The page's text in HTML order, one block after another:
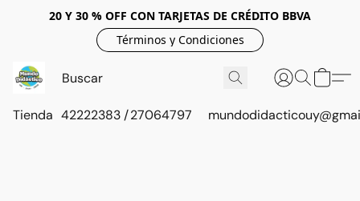
20 Y 30 % OFF CON TARJETAS DE CRÉDITO BBVA
Términos y Condiciones
Tienda 42222383 / 27064797